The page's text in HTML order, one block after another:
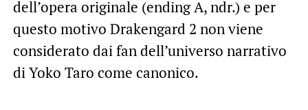
dell’opera originale (ending A, ndr.) e per
questo motivo Drakengard 2 non viene
considerato dai fan dell’universo narrativo
di Yoko Taro come canonico.